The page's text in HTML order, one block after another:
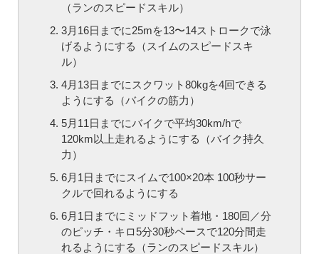
（ランのスピードスキル）
3月16日までに25mを13〜14ストロークで泳
げるようにする（スイムのスピードスキ
ル）
4月13日までにスクワット80kgを4回できる
ようにする（バイクの筋力）
5月11日までにバイクで平均30km/hで
120km以上走れるようにする（バイク持久
力）
6月1日までにスイムで100×20本 100秒サー
クルで回れるようにする
6月1日までにミッドフット着地・180回／分
のピッチ・キロ5分30秒ペースで120分間走
れるようにする（ランのスピードスキル）